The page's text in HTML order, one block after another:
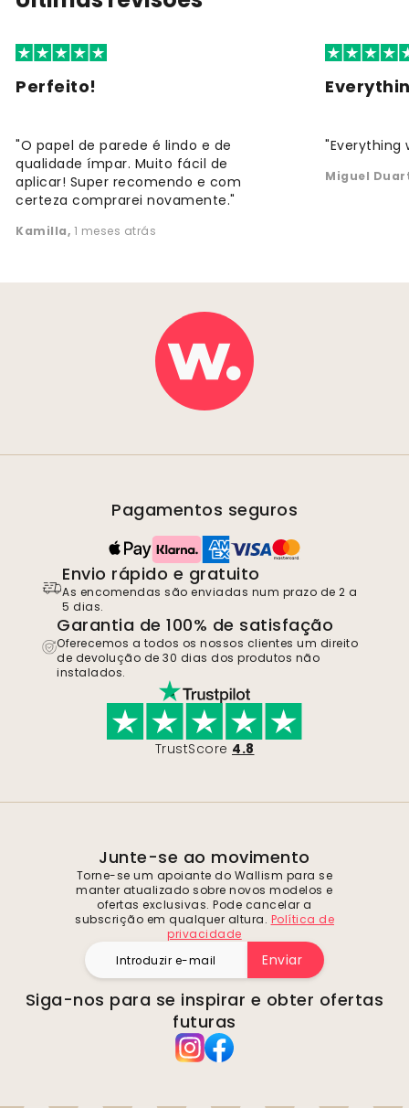
Perfeito!
"O papel de parede é lindo e de
qualidade ímpar. Muito fácil de
aplicar! Super recomendo e com
certeza comprarei novamente."
Kamilla, 1 meses atrás
"Everything
Miguel
Pagamentos seguros
Envio rápido e gratuito
As encomendas são enviadas num prazo de 2 a
5 dias.
Garantia de 100% de satisfação
Oferecemos a todos os nossos clientes um direito
de devolução de 30 dias dos produtos não
instalados.
TrustScore 4.8
Junte-se ao movimento
Torne-se um apoiante do Wallism para se
manter atualizado sobre novos modelos e
ofertas exclusivas. Pode cancelar a
subscrição em qualquer altura. Política de
privacidade
Enviar
Siga-nos para se inspirar e obter ofertas
futuras